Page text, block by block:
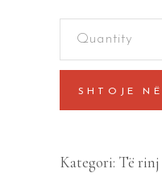
SHTOJE
Kategori: Të rinj